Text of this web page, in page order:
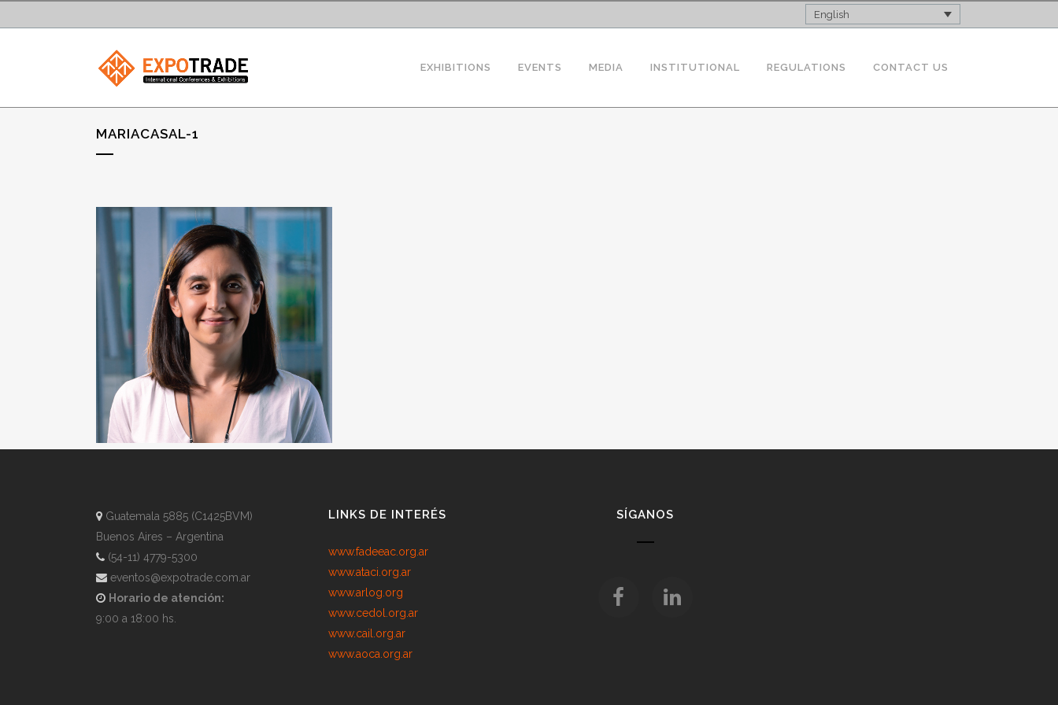
English
EXHIBITIONS EVENTS MEDIA INSTITUTIONAL REGULATIONS CONTACT US
MARIACASAL-1
Guatemala 5885 (C1425BVM)
Buenos Aires – Argentina
(54-11) 4779-5300
eventos@expotrade.com.ar
Horario de atención:
9:00 a 18:00 hs.
LINKS DE INTERÉS
www.fadeeac.org.ar
www.ataci.org.ar
www.arlog.org
www.cedol.org.ar
www.cail.org.ar
www.aoca.org.ar
SÍGANOS